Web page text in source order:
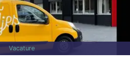
Vacature